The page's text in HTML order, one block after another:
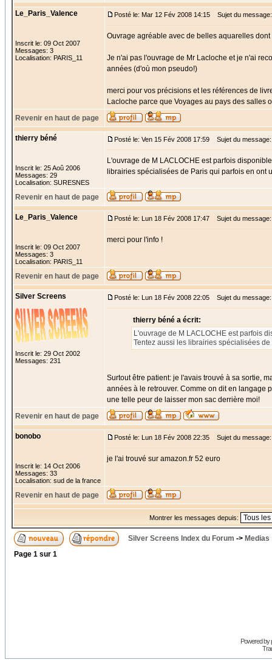
Le_Paris_Valence
Inscrit le: 09 Oct 2007
Messages: 3
Localisation: PARIS_11
Posté le: Mar 12 Fév 2008 14:15 Sujet du message:
Ouvrage agréable avec de belles aquarelles
Je n'ai pas l'ouvrage de Mr Lacloche et je n'ai
années (d'où mon pseudo!)
merci pour vos précisions et les références de
Lacloche parce que Voyages au pays des salles
Revenir en haut de page
thierry béné
Inscrit le: 25 Aoû 2006
Messages: 29
Localisation: SURESNES
Posté le: Ven 15 Fév 2008 17:59 Sujet du message:
L'ouvrage de M LACLOCHE est parfois
librairies spécialisées de Paris qui parfois en ont
Revenir en haut de page
Le_Paris_Valence
Inscrit le: 09 Oct 2007
Messages: 3
Localisation: PARIS_11
Posté le: Lun 18 Fév 2008 17:47 Sujet du message:
merci pour l'info !
Revenir en haut de page
Silver Screens
Inscrit le: 29 Oct 2002
Messages: 231
Posté le: Lun 18 Fév 2008 22:05 Sujet du message:
thierry béné a écrit:
L'ouvrage de M LACLOCHE est parfois
Tentez aussi les librairies spécialisées
Surtout être patient: je l'avais trouvé à sa sortie,
années à le retrouver. Comme on dit en langage
une telle peur de laisser mon sac derrière moi!
Revenir en haut de page
bonobo
Inscrit le: 14 Oct 2006
Messages: 33
Localisation: sud de la france
Posté le: Lun 18 Fév 2008 22:35 Sujet du message:
je l'ai trouvé sur amazon.fr 52 euro
Revenir en haut de page
Montrer les messages depuis:
Silver Screens Index du Forum -> Medias
Page 1 sur 1
Powered by